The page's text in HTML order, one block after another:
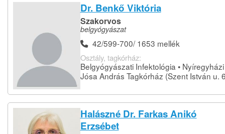
Dr. Benkő Viktória
Szakorvos
belgyógyászat
42/599-700/ 1653 mellék
Osztály, tagkórház:
Belgyógyászati Infektológia • Nyíregyházi
Jósa András Tagkórház (Szent István u.
Halászné Dr. Farkas Anikó
Erzsébet